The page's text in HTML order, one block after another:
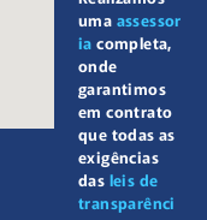
uma assessor
ia completa,
onde
garantimos
em contrato
que todas as
exigências
das leis de
transparênci